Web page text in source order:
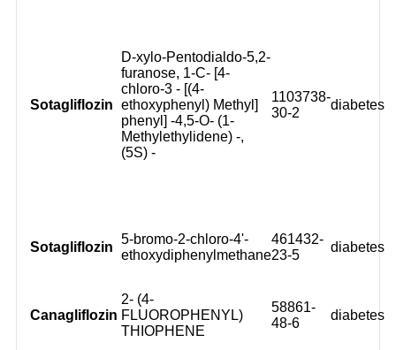
Sotagliflozin
D-xylo-Pentodialdo-5,2-
furanose, 1-C- [4-
chloro-3 - [(4-
ethoxyphenyl) Methyl]
phenyl] -4,5-O- (1-
Methylethylidene) -,
(5S) -
1103738-
30-2
diabetes
Sotagliflozin
5-bromo-2-chloro-4'-
ethoxydiphenylmethane
461432-
23-5
diabetes
Canagliflozin
2- (4-
FLUOROPHENYL)
THIOPHENE
58861-
48-6
diabetes